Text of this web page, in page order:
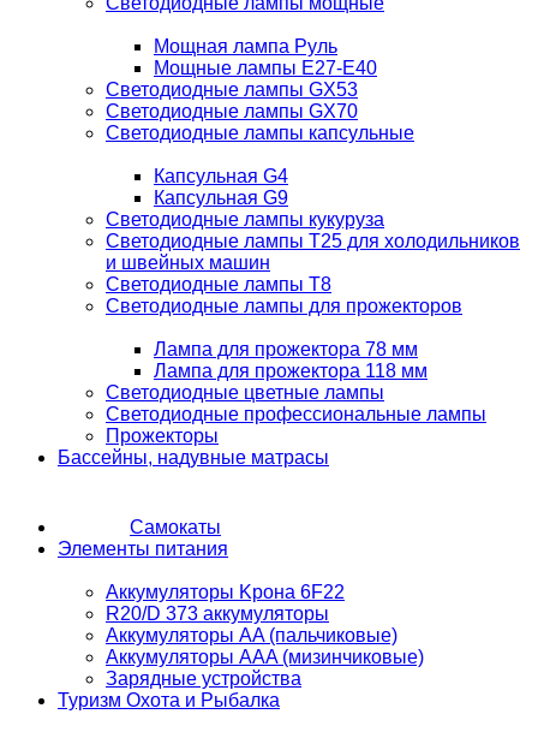
Мощная лампа Руль
Мощные лампы E27-E40
Светодиодные лампы GX53
Светодиодные лампы GX70
Светодиодные лампы капсульные
Капсульная G4
Капсульная G9
Светодиодные лампы кукуруза
Светодиодные лампы T25 для холодильников
и швейных машин
Светодиодные лампы T8
Светодиодные лампы для прожекторов
Лампа для прожектора 78 мм
Лампа для прожектора 118 мм
Светодиодные цветные лампы
Светодиодные профессиональные лампы
Прожекторы
Бассейны, надувные матрасы
Самокаты
Элементы питания
Аккумуляторы Kрона 6F22
R20/D 373 аккумуляторы
Аккумуляторы AA (пальчиковые)
Аккумуляторы AAA (мизинчиковые)
Зарядные устройства
Туризм Охота и Рыбалка